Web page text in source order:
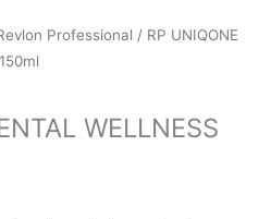
Professional / RP UNIQONE
WELLNESS